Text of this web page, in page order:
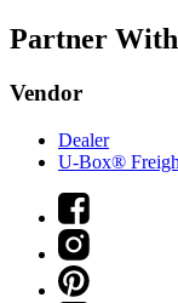
Partner
Vendor
Dealer
U-Box®